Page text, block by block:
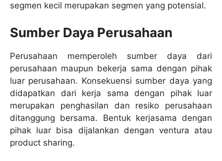
segmen kecil merupakan segmen yang potensial.
Sumber Daya Perusahaan
Perusahaan memperoleh sumber daya dari
perusahaan maupun bekerja sama dengan pihak
luar perusahaan. Konsekuensi sumber daya yang
didapatkan dari kerja sama dengan pihak luar
merupakan penghasilan dan resiko perusahaan
ditanggung bersama. Bentuk kerjasama dengan
pihak luar bisa dijalankan dengan ventura atau
product sharing.